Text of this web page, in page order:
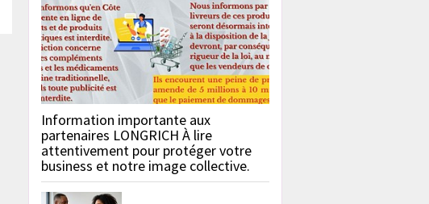
Information importante aux
partenaires LONGRICH À lire
attentivement pour protéger votre
business et notre image collective.